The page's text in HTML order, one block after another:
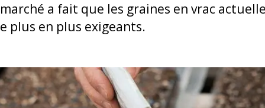
a fait que les graines en vrac
plus en plus exigeants.